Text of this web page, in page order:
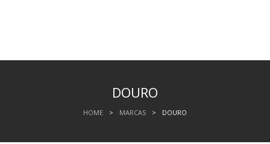
DOURO
HOME > MARCAS > DOURO